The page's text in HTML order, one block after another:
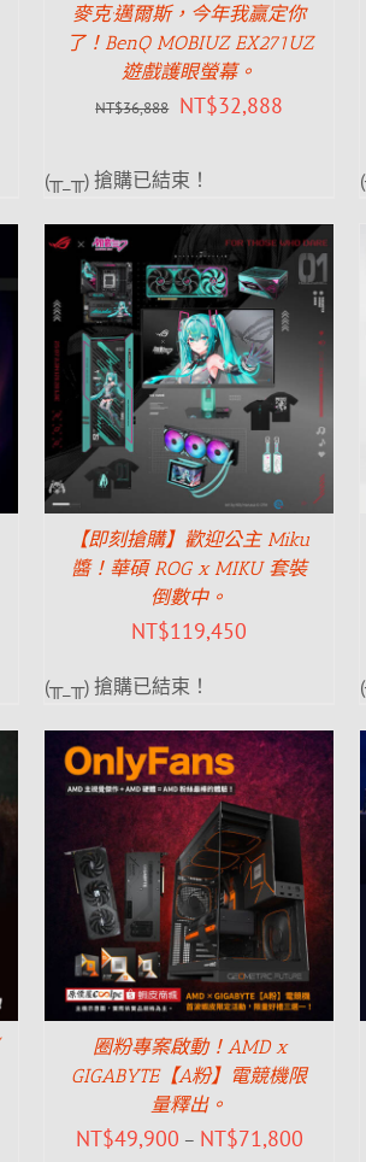
麥克·邁爾斯，今年我贏定你
了！BenQ MOBIUZ EX271UZ
遊戲護眼螢幕。
NT$36,888 NT$32,888
(╥_╥) 搶購已結束！
【即刻搶購】歡迎公主 Miku
醬！華碩 ROG x MIKU 套裝
倒數中。
NT$119,450
(╥_╥) 搶購已結束！
圈粉專案啟動！AMD x
GIGABYTE【A粉】電競機限
量釋出。
NT$49,900 – NT$71,800